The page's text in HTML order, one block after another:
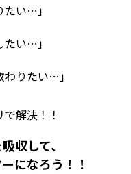
たい…」
たい…」
わりたい…」
解決！！
収して、
になろう！！